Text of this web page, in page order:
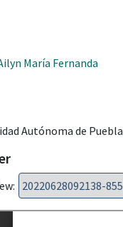
María Fernanda
Autónoma de Puebla